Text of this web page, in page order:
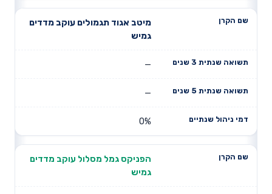
מיטב אגוד תגמולים עוקב מדדים
גמיש
—
—
0%
הפניקס גמל מסלול עוקב מדדים
גמיש